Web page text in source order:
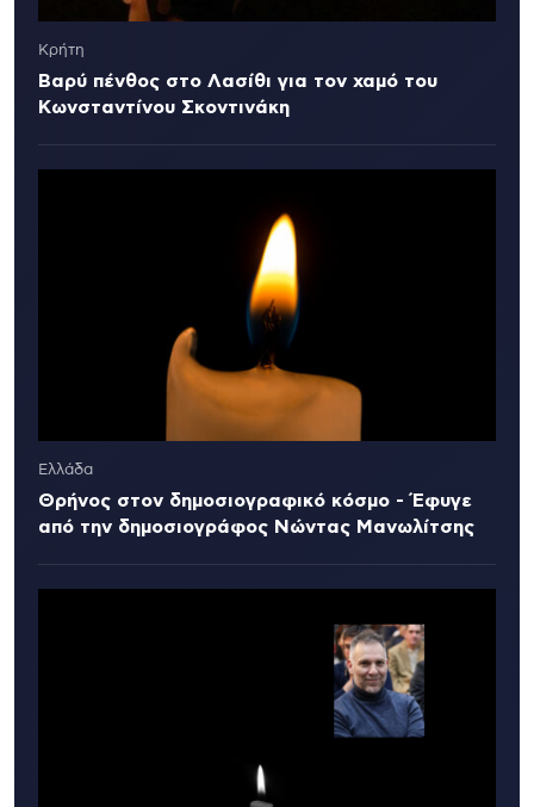
Κρήτη
Βαρύ πένθος στο Λασίθι για τον χαμό του
Κωνσταντίνου Σκοντινάκη
Ελλάδα
Θρήνος στον δημοσιογραφικό κόσμο - Έφυγε
από την δημοσιογράφος Νώντας Μανωλίτσης